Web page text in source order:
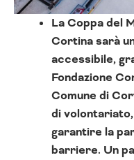
La Coppa del
Cortina sarà
accessibile,
Fondazione
Comune di
di
garantire la
barriere. Un